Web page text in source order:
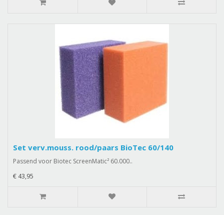
Set verv.mouss. rood/paars BioTec 60/140
Passend voor Biotec ScreenMatic² 60.000..
€ 43,95